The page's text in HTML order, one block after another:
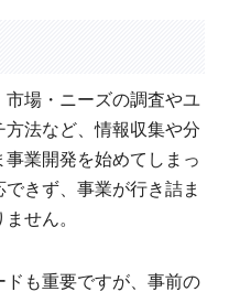
場・ニーズの調査やユ
法など、情報収集や分
業開発を始めてしまっ
きず、事業が行き詰ま
せん。
も重要ですが、事前の